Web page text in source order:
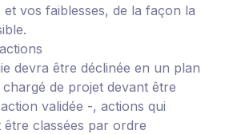
vos faiblesses, de la façon la
devra être déclinée en un plan
chargé de projet devant être
validée -, actions qui
classées par ordre